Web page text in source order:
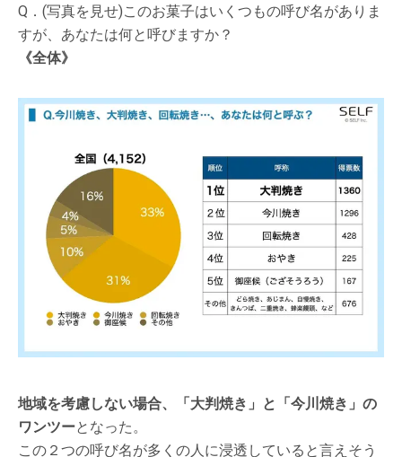
Q．(写真を見せ)このお菓子はいくつもの呼び名がありま
すが、あなたは何と呼びますか？
《全体》
地域を考慮しない場合、「大判焼き」と「今川焼き」の
ワンツーとなった。
この２つの呼び名が多くの人に浸透していると言えそう